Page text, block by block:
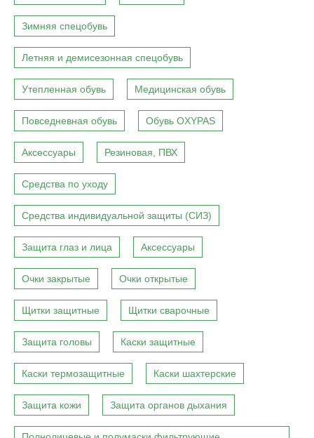
Зимняя спецобувь
Летняя и демисезонная спецобувь
Утепленная обувь Медицинская обувь
Повседневная обувь Обувь OXYPAS
Аксессуары Резиновая, ПВХ
Средства по уходу
Средства индивидуальной защиты (СИЗ)
Защита глаз и лица Аксессуары
Очки закрытые Очки открытые
Щитки защитные Щитки сварочные
Защита головы Каски защитные
Каски термозащитные Каски шахтерские
Защита кожи Защита органов дыхания